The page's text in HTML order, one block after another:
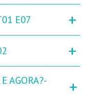
E07 +
+
AGORA?-
+